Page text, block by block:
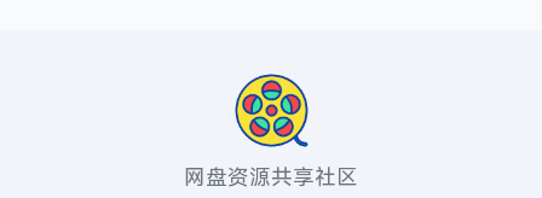
网盘资源共享社区